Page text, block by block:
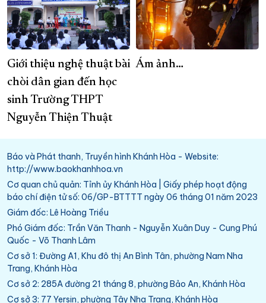
Giới thiệu nghệ thuật bài
chòi dân gian đến học
sinh Trường THPT
Nguyễn Thiện Thuật
Ám ảnh…
Báo và Phát thanh, Truyền hình Khánh Hòa - Website:
http://www.baokhanhhoa.vn
Cơ quan chủ quản: Tỉnh ủy Khánh Hòa | Giấy phép hoạt động
báo chí điện tử số: 06/GP-BTTTT ngày 06 tháng 01 năm 2023
Giám đốc: Lê Hoàng Triều
Phó Giám đốc: Trần Văn Thanh - Nguyễn Xuân Duy - Cung Phú
Quốc - Võ Thanh Lâm
Cơ sở 1: Đường A1, Khu đô thị An Bình Tân, phường Nam Nha
Trang, Khánh Hòa
Cơ sở 2: 285A đường 21 tháng 8, phường Bảo An, Khánh Hòa
Cơ sở 3: 77 Yersin, phường Tây Nha Trang, Khánh Hòa